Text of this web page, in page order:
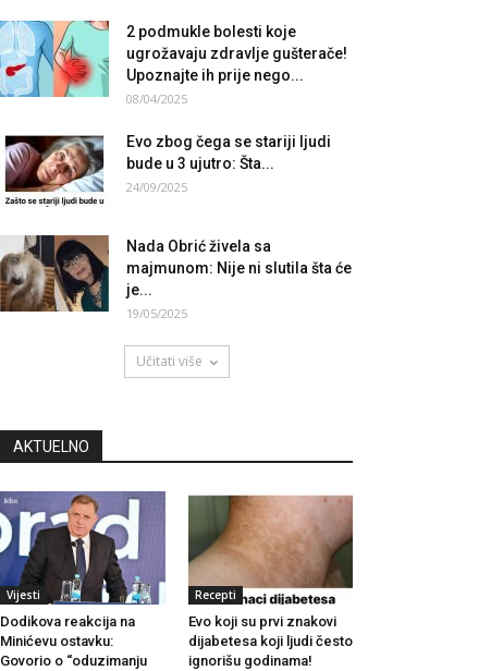
2 podmukle bolesti koje
ugrožavaju zdravlje gušterače!
Upoznajte ih prije nego...
08/04/2025
Evo zbog čega se stariji ljudi
bude u 3 ujutro: Šta...
24/09/2025
Nada Obrić živela sa
majmunom: Nije ni slutila šta će
je...
19/05/2025
Učitati više
AKTUELNO
Vijesti
Dodikova reakcija na
Minićevu ostavku:
Govorio o “oduzimanju
Recepti
Evo koji su prvi znakovi
dijabetesa koji ljudi često
ignorišu godinama!